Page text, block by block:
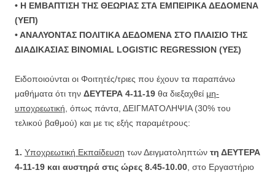
• Η ΕΜΒΑΠΤΙΣΗ ΤΗΣ ΘΕΩΡΙΑΣ ΣΤΑ ΕΜΠΕΙΡΙΚΑ ΔΕΔΟΜΕΝΑ
(ΥΕΠ)
• ΑΝΑΛΥΟΝΤΑΣ ΠΟΛΙΤΙΚΑ ΔΕΔΟΜΕΝΑ ΣΤΟ ΠΛΑΙΣΙΟ ΤΗΣ
ΔΙΑΔΙΚΑΣΙΑΣ BINOMIAL LOGISTIC REGRESSION (ΥΕΣ)
Ειδοποιούνται οι Φοιτητές/τριες που έχουν τα παραπάνω
μαθήματα ότι την ΔΕΥΤΕΡΑ 4-11-19 θα διεξαχθεί μη-
υποχρεωτική, όπως πάντα, ΔΕΙΓΜΑΤΟΛΗΨΙΑ (30% του
τελικού βαθμού) και με τις εξής παραμέτρους:
1. Υποχρεωτική Εκπαίδευση των Δειγματοληπτών τη ΔΕΥΤΕΡΑ
4-11-19 και αυστηρά στις ώρες 8.45-10.00, στο Εργαστήριο